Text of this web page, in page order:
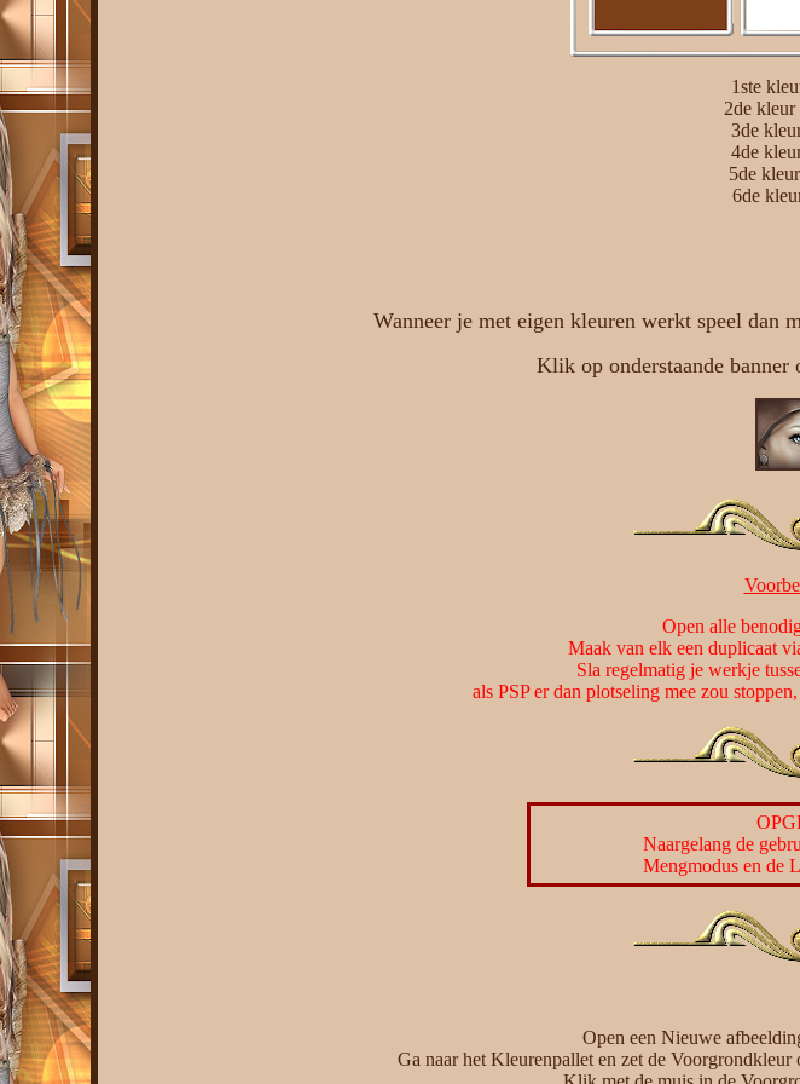
1ste
2de
3de
4de
5de
6de
Wanneer je met eigen kleuren werkt speel dan
Klik op onderstaande banner
Open alle
Maak van elk een duplicaat
Sla regelmatig je werkje
als PSP er dan plotseling mee zou
Naargelang de
Mengmodus en de
Open een Nieuwe
Ga naar het Kleurenpallet en zet de